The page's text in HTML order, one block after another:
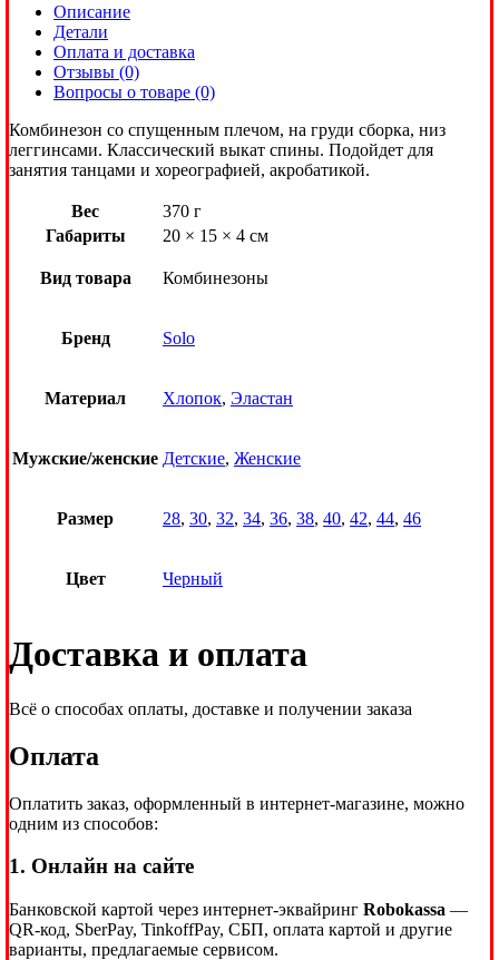
Описание
Детали
Оплата и доставка
Отзывы (0)
Вопросы о товаре (0)
Комбинезон со спущенным плечом, на груди сборка, низ
леггинсами. Классический выкат спины. Подойдет для
занятия танцами и хореографией, акробатикой.
Вес
370 г
Габариты
20 × 15 × 4 см
Вид товара Комбинезоны
Бренд Solo
Материал Хлопок, Эластан
Мужские/женские Детские, Женские
Размер 28, 30, 32, 34, 36, 38, 40, 42, 44, 46
Цвет Черный
Доставка и оплата
Всё о способах оплаты, доставке и получении заказа
Оплата
Оплатить заказ, оформленный в интернет-магазине, можно
одним из способов:
1. Онлайн на сайте
Банковской картой через интернет-эквайринг Robokassa —
QR-код, SberPay, TinkoffPay, СБП, оплата картой и другие
варианты, предлагаемые сервисом.